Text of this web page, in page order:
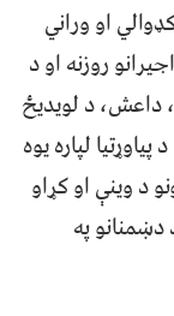
او وراني
روزنه او د
داعش، د لویدیځ
لپاره یوه
د وینې او کړاو
په